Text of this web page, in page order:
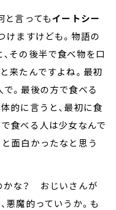
と言ってもイートシー
けますけども。物語の
その後半で食べ物を口
来たんですよね。最初
。最後の方で食べる
的に言うと、最初に食
食べる人は少女なんで
面白かったなと思う
な？ おじいさんが
悪魔的っていうか。も